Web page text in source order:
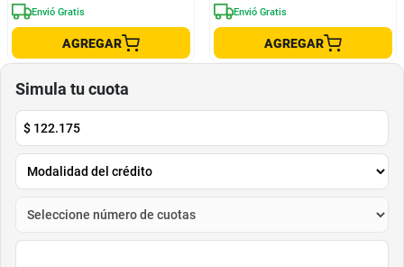
Envió Gratis
AGREGAR
Envió Gratis
AGREGAR
Simula tu cuota
$ 122.175